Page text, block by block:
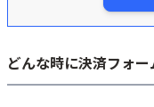
どんな時に決済フォー